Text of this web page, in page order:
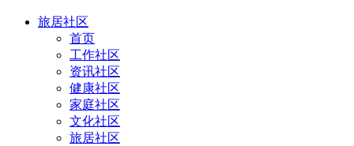
旅居社区
首页
工作社区
资讯社区
健康社区
家庭社区
文化社区
旅居社区